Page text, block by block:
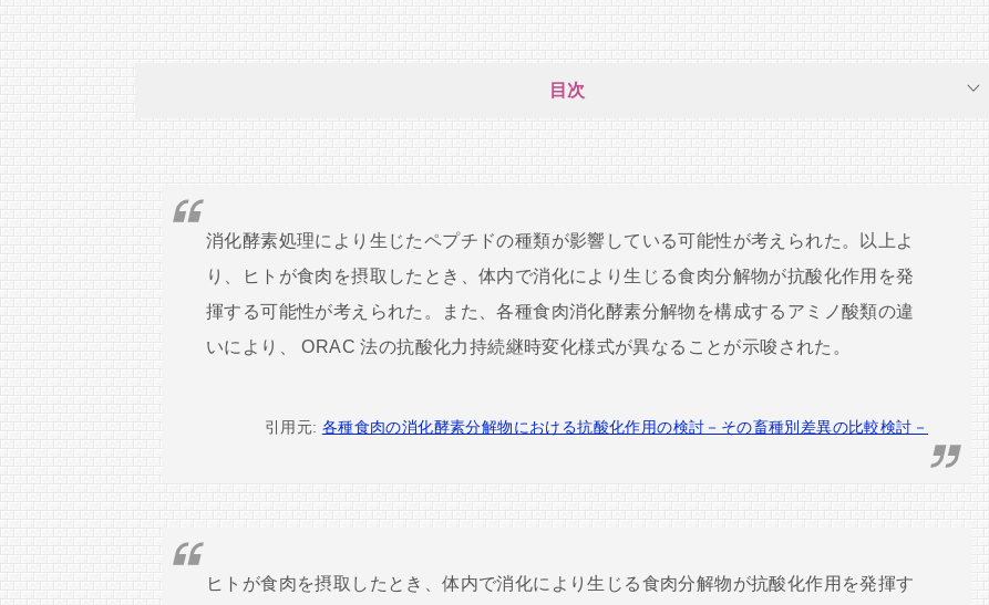
目次
消化酵素処理により生じたペプチドの種類が影響している可能性が考えられた。以上よ
り、ヒトが食肉を摂取したとき、体内で消化により生じる食肉分解物が抗酸化作用を発
揮する可能性が考えられた。また、各種食肉消化酵素分解物を構成するアミノ酸類の違
いにより、 ORAC 法の抗酸化力持続継時変化様式が異なることが示唆された。
引用元: 各種食肉の消化酵素分解物における抗酸化作用の検討－その畜種別差異の比較検討－
ヒトが食肉を摂取したとき、体内で消化により生じる食肉分解物が抗酸化作用を発揮す